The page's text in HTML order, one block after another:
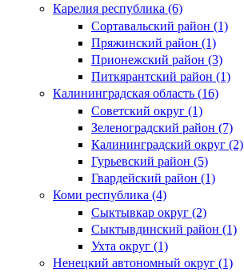
Карелия республика (6)
Сортавальский район (1)
Пряжинский район (1)
Прионежский район (3)
Питкярантский район (1)
Калининградская область (16)
Советский округ (1)
Зеленоградский район (7)
Калининградский округ (2)
Гурьевский район (5)
Гвардейский район (1)
Коми республика (4)
Сыктывкар округ (2)
Сыктывдинский район (1)
Ухта округ (1)
Ненецкий автономный округ (1)